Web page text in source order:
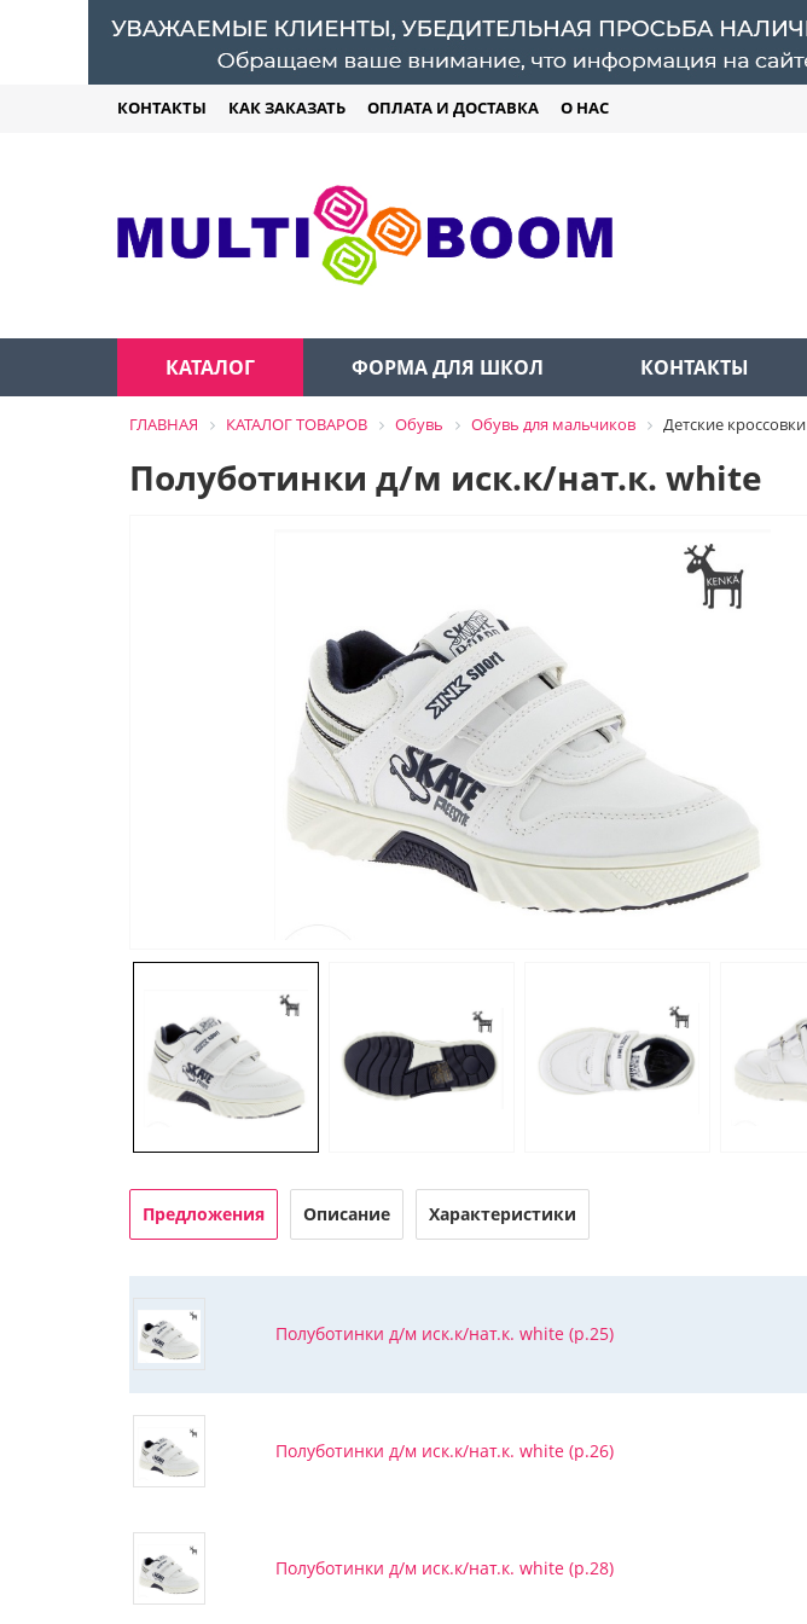
КОНТАКТЫ КАК ЗАКАЗАТЬ ОПЛАТА И ДОСТАВКА О НАС
КАТАЛОГ ФОРМА ДЛЯ ШКОЛ КОНТАКТЫ
ГЛАВНАЯ КАТАЛОГ ТОВАРОВ Обувь Обувь для мальчиков Детские кроссовки
Полуботинки д/м иск.к/нат.к. white
Предложения Описание Характеристики
Полуботинки д/м иск.к/нат.к. white (р.25)
Полуботинки д/м иск.к/нат.к. white (р.26)
Полуботинки д/м иск.к/нат.к. white (р.28)